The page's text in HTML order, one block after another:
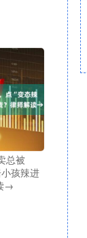
总被
孩辣进
→